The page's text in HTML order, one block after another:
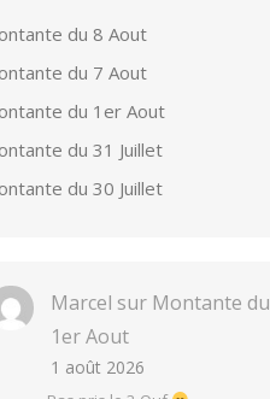
du 8 Aout
du 7 Aout
du 1er Aout
du 31 Juillet
du 30 Juillet
Marcel sur Montante du
1er Aout
1 août 2026